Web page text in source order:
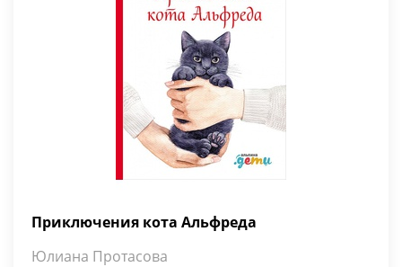
Приключения кота Альфреда
Юлиана Протасова